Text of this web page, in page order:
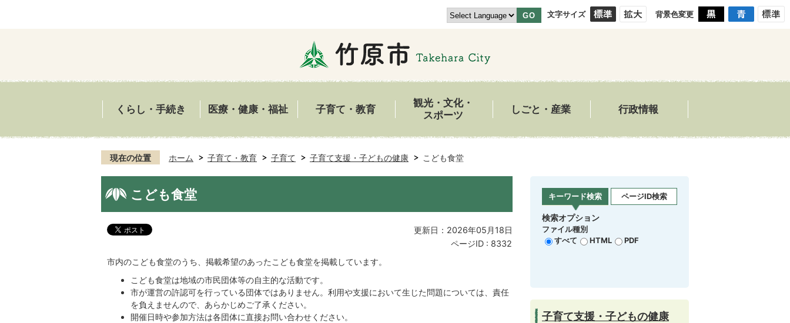
GO 文字サイズ 背景色変更
くらし・手続き 医療・健康・福祉 子育て・教育
観光・文化・
スポーツ
しごと・産業 行政情報
現在の位置 ホーム 子育て・教育 子育て 子育て支援・子どもの健康 こども食堂
こども食堂
更新日：2026年05月18日
ページID : 8332
市内のこども食堂のうち、掲載希望のあったこども食堂を掲載しています。
こども食堂は地域の市民団体等の自主的な活動です。
市が運営の許認可を行っている団体ではありません。利用や支援において生じた問題については、責任
を負えませんので、あらかじめご了承ください。
開催日時や参加方法は各団体に直接お問い合わせください。
キーワード検索 ページID検索
検索オプション
ファイル種別
すべて
HTML PDF
子育て支援・子どもの健康